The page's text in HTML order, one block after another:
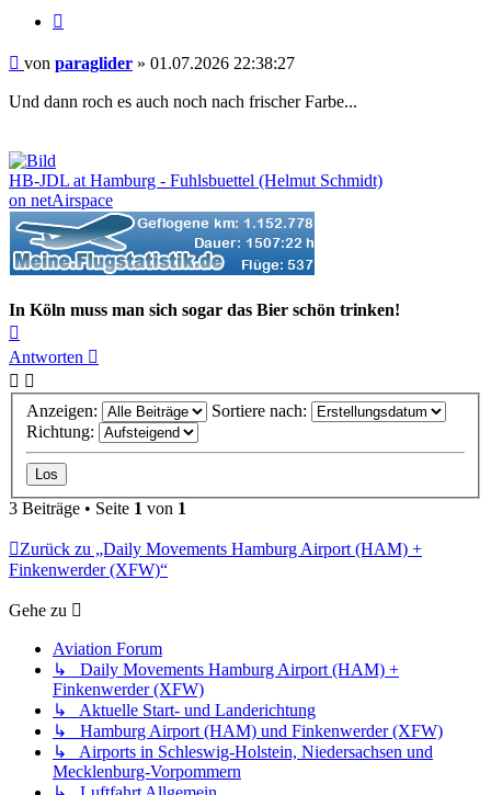
Beitrag
von paraglider » 01.07.2026 22:38:27
Und dann roch es auch noch nach frischer Farbe...
HB-JDL at Hamburg - Fuhlsbuettel (Helmut Schmidt)
on netAirspace
In Köln muss man sich sogar das Bier schön trinken!
oben
Antworten
Anzeigen:
Sortiere nach:
Richtung:
3 Beiträge • Seite 1 von 1
Zurück zu „Daily Movements Hamburg Airport (HAM) +
Finkenwerder (XFW)“
Gehe zu
Aviation Forum
↳ Daily Movements Hamburg Airport (HAM) +
Finkenwerder (XFW)
↳ Aktuelle Start- und Landerichtung
↳ Hamburg Airport (HAM) und Finkenwerder (XFW)
↳ Airports in Schleswig-Holstein, Niedersachsen und
Mecklenburg-Vorpommern